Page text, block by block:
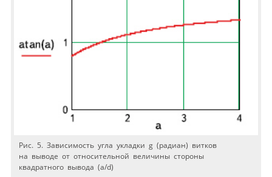
Рис. 5. Зависимость угла укладки g (радиан) витков
на выводе от относительной величины стороны
квадратного вывода (a/d)